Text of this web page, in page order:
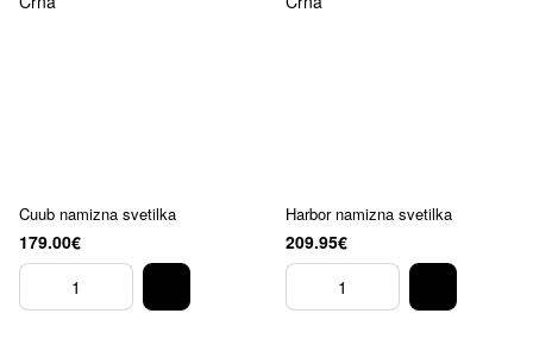
Cuub namizna svetilka
179.00€
Harbor namizna svetilka
209.95€